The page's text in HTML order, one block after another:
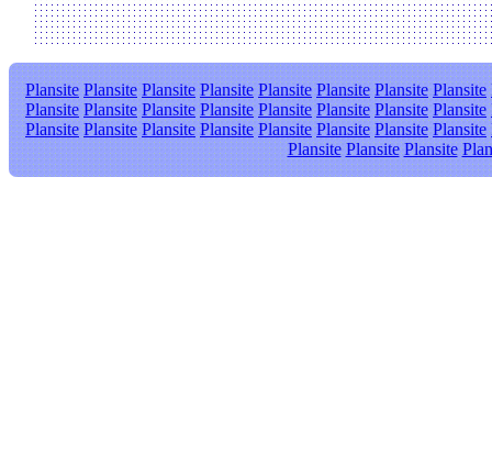
Plansite Plansite Plansite Plansite Plansite Plansite Plansite Plansite
Plansite Plansite Plansite Plansite Plansite Plansite Plansite Plansite
Plansite Plansite Plansite Plansite Plansite Plansite Plansite Plansite
Plansite Plansite Plansite